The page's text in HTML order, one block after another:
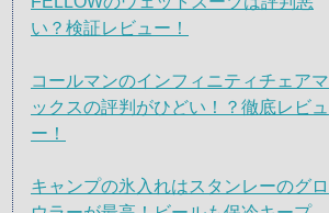
い？検証レビュー！
コールマンのインフィニティチェアマ
ックスの評判がひどい！？徹底レビュ
ー！
キャンプの氷入れはスタンレーのグロ